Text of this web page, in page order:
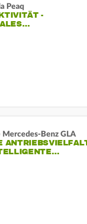
Peaq
-
Mercedes-Benz GLA
ANTRIEBSVIELFALT